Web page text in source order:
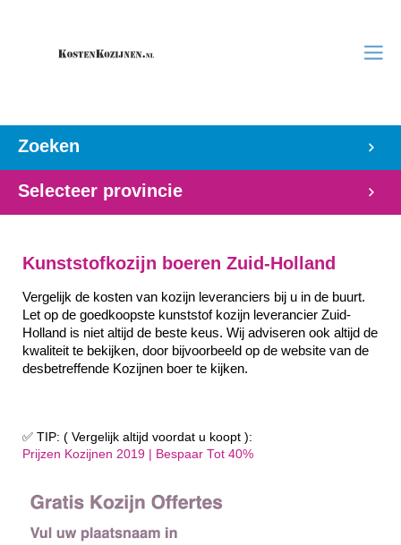
Zoeken
Selecteer provincie
Kunststofkozijn boeren Zuid-Holland
Vergelijk de kosten van kozijn leveranciers bij u in de buurt.
Let op de goedkoopste kunststof kozijn leverancier Zuid-
Holland is niet altijd de beste keus. Wij adviseren ook altijd de
kwaliteit te bekijken, door bijvoorbeeld op de website van de
desbetreffende Kozijnen boer te kijken.
✅ TIP: ( Vergelijk altijd voordat u koopt ):
Prijzen Kozijnen 2019 | Bespaar Tot 40%‎